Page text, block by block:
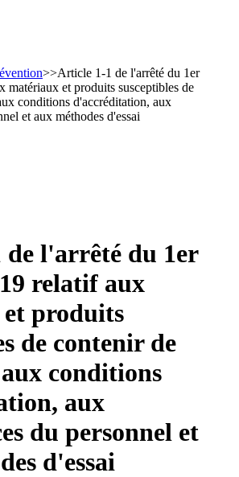
>>Article 1-1 de l'arrêté du 1er
matériaux et produits susceptibles de
conditions d'accréditation, aux
et aux méthodes d'essai
l'arrêté du 1er
relatif aux
produits
de contenir de
conditions
aux
du personnel et
d'essai